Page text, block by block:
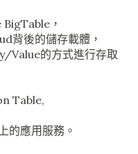
，
背後的儲存載體，
Value的方式進行存取
Table,
的應用服務。